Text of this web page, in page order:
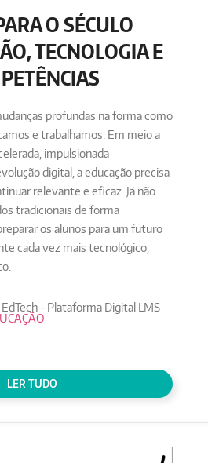
O SÉCULO
TECNOLOGIA E
profundas na forma como
e trabalhamos. Em meio a
impulsionada
digital, a educação precisa
relevante e eficaz. Já não
tradicionais de forma
os alunos para um futuro
cada vez mais tecnológico,
- Plataforma Digital LMS
LER TUDO